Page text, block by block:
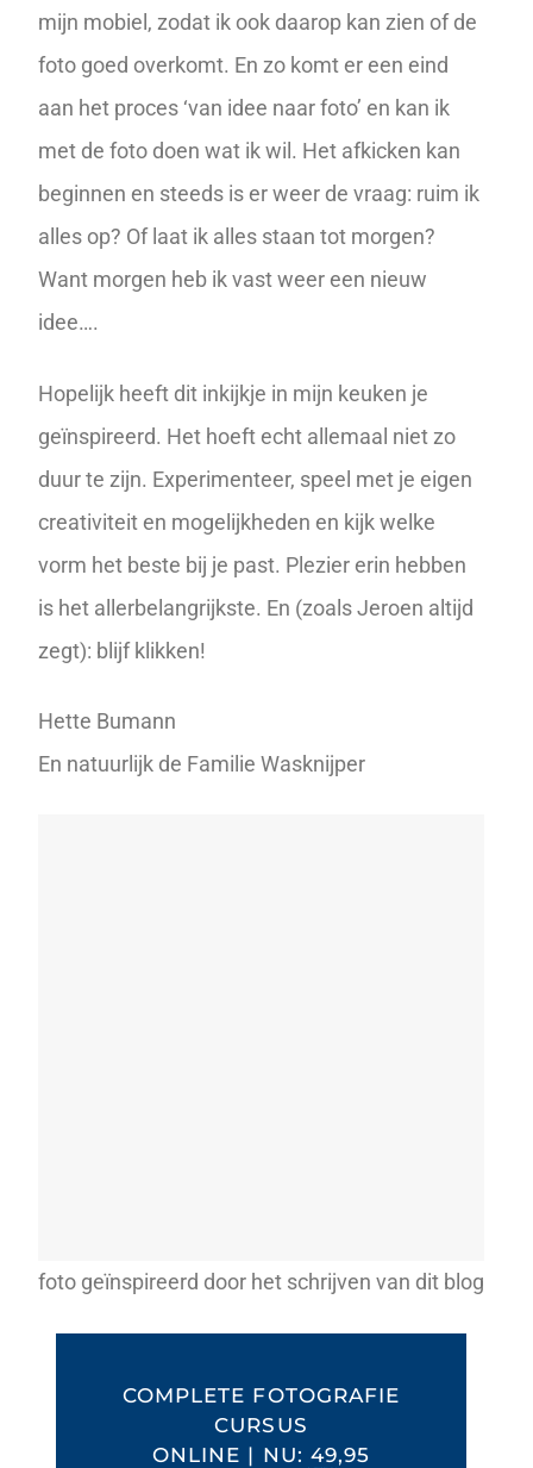
mijn mobiel, zodat ik ook daarop kan zien of de
foto goed overkomt. En zo komt er een eind
aan het proces ‘van idee naar foto’ en kan ik
met de foto doen wat ik wil. Het afkicken kan
beginnen en steeds is er weer de vraag: ruim ik
alles op? Of laat ik alles staan tot morgen?
Want morgen heb ik vast weer een nieuw
idee….
Hopelijk heeft dit inkijkje in mijn keuken je
geïnspireerd. Het hoeft echt allemaal niet zo
duur te zijn. Experimenteer, speel met je eigen
creativiteit en mogelijkheden en kijk welke
vorm het beste bij je past. Plezier erin hebben
is het allerbelangrijkste. En (zoals Jeroen altijd
zegt): blijf klikken!
Hette Bumann
En natuurlijk de Familie Wasknijper
foto geïnspireerd door het schrijven van dit blog
COMPLETE FOTOGRAFIE
CURSUS
ONLINE | NU: 49,95